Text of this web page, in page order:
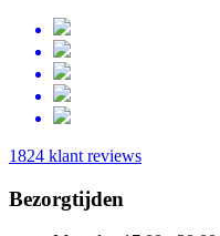
1824 klant reviews
Bezorgtijden